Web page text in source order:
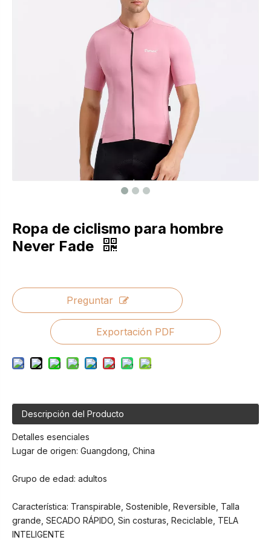
Ropa de ciclismo para hombre
Never Fade
Preguntar
Exportación PDF
Descripción del Producto
Detalles esenciales
Lugar de origen: Guangdong, China
Grupo de edad: adultos
Característica: Transpirable, Sostenible, Reversible, Talla
grande, SECADO RÁPIDO, Sin costuras, Reciclable, TELA
INTELIGENTE